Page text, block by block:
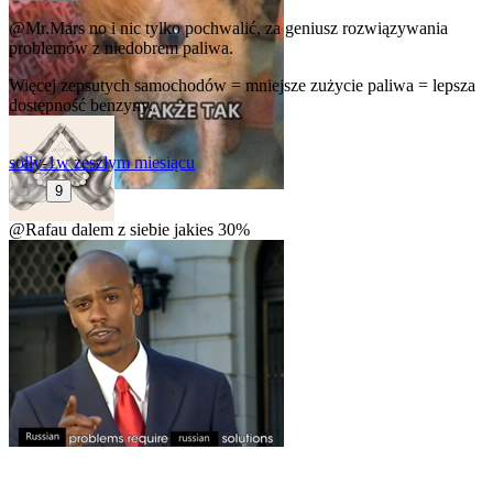
@Mr.Marsno i nic tylko pochwalić, za geniusz rozwiązywania
problemów z niedobrem paliwa.
Więcej zepsutych samochodów = mniejsze zużycie paliwa = lepsza
dostępność benzyny.
solly-1w zeszłym miesiącu
9
@Rafau dalem z siebie jakies 30%